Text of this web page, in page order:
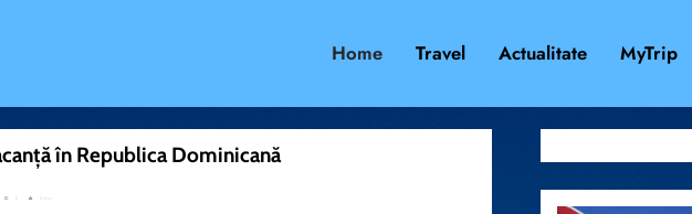
Home Travel Actualitate MyTrip
în Republica Dominicană